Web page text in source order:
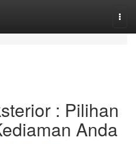
: Pilihan
Anda